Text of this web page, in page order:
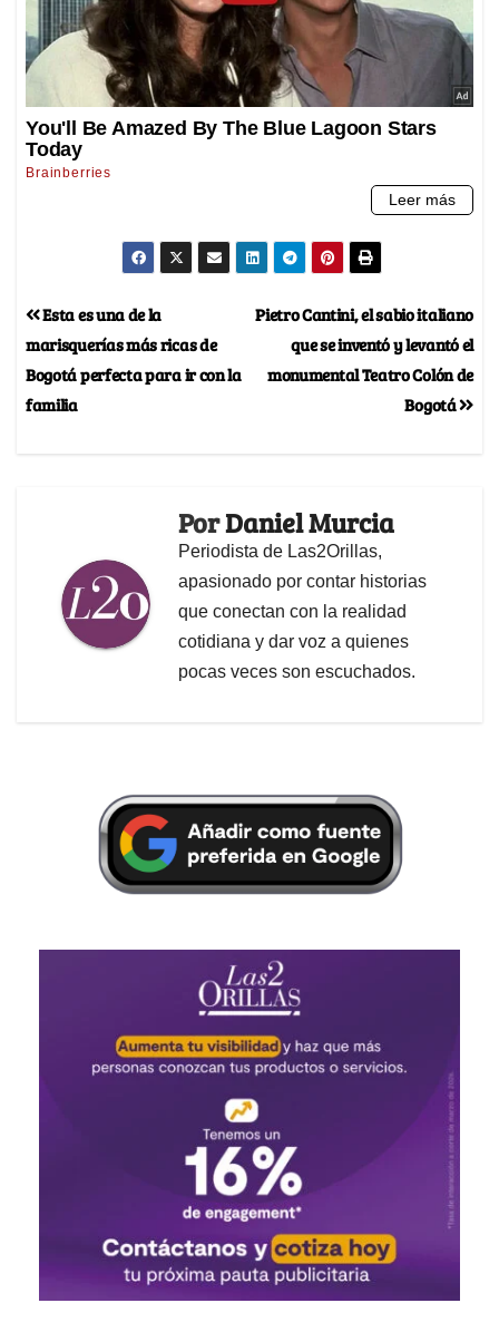
Pietro Cantini, el sabio italiano
que se inventó y levantó el
monumental Teatro Colón de
Bogotá
Esta es una de la
marisquerías más ricas de
Bogotá perfecta para ir con la
familia
PorDaniel Murcia
Periodista de Las2Orillas,
apasionado por contar historias
que conectan con la realidad
cotidiana y dar voz a quienes
pocas veces son escuchados.